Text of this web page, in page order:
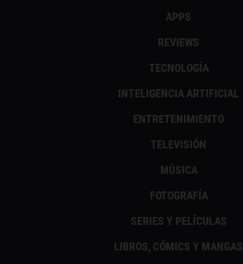
APPS
REVIEWS
TECNOLOGÍA
INTELIGENCIA ARTIFICIAL
ENTRETENIMIENTO
TELEVISIÓN
MÚSICA
FOTOGRAFÍA
SERIES Y PELÍCULAS
LIBROS, CÓMICS Y MANGAS